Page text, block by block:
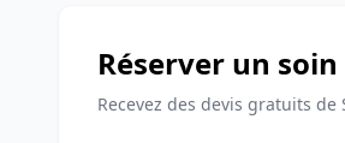
Réserver un
Recevez des devis gratuits